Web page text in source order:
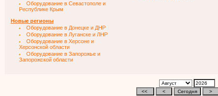
Оборудование в Севастополе и
Республике Крым
Новые регионы
Оборудование в Донецке и ДНР
Оборудование в Луганске и ЛНР
Оборудование в Херсоне и
Херсонской области
Оборудование в Запорожье и
Запорожской области